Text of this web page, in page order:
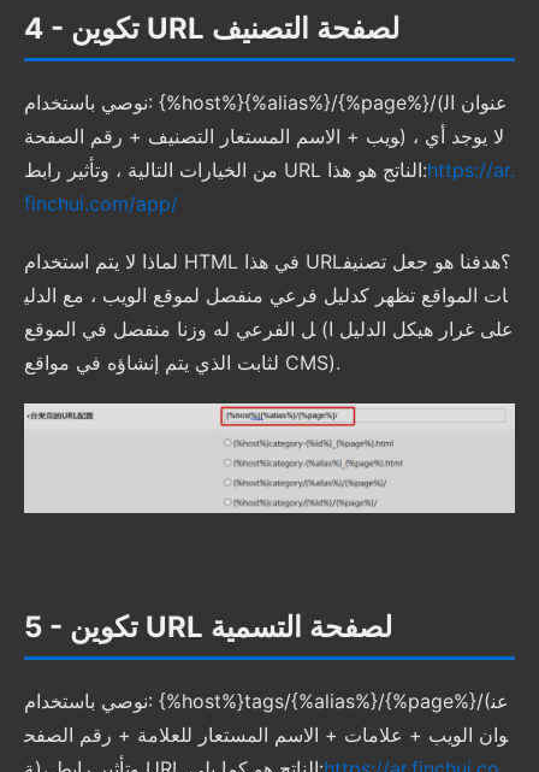
4 - تكوين URL لصفحة التصنيف
نوصي باستخدام: {%host%}{%alias%}/{%page%}/(عنوان ال
ويب + الاسم المستعار التصنيف + رقم الصفحة) ، لا يوجد أي
من الخيارات التالية ، وتأثير رابط URL الناتج هو هذا:https://ar.
finchui.com/app/
لماذا لا يتم استخدام HTML في هذا URL؟هدفنا هو جعل تصنيف
ات المواقع تظهر كدليل فرعي منفصل لموقع الويب ، مع الدلي
ل الفرعي له وزنا منفصل في الموقع (على غرار هيكل الدليل ا
لثابت الذي يتم إنشاؤه في مواقع CMS).
5 - تكوين URL لصفحة التسمية
نوصي باستخدام: {%host%}tags/{%alias%}/{%page%}/(عن
وان الويب + علامات + الاسم المستعار للعلامة + رقم الصفح